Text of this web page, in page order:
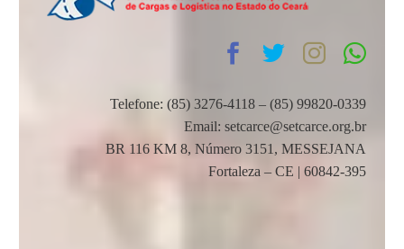
Telefone: (85) 3276-4118 – (85) 99820-0339
Email: setcarce@setcarce.org.br
BR 116 KM 8, Número 3151, MESSEJANA
Fortaleza – CE | 60842-395